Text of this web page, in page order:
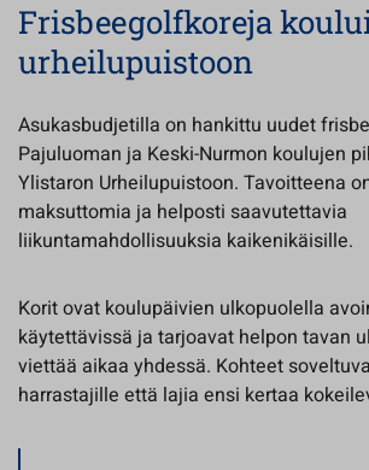
Frisbeegolfkoreja
urheilupuistoon
Asukasbudjetilla on hankittu uudet
Pajuluoman ja Keski-Nurmon koulujen
Ylistaron Urheilupuistoon. Tavoitteena
maksuttomia ja helposti saavutettavia
liikuntamahdollisuuksia kaikenikäisille.
Korit ovat koulupäivien ulkopuolella
käytettävissä ja tarjoavat helpon tavan
viettää aikaa yhdessä. Kohteet
harrastajille että lajia ensi kertaa